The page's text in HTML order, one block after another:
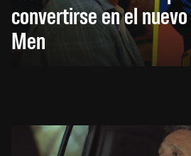
convertirse en el
Men